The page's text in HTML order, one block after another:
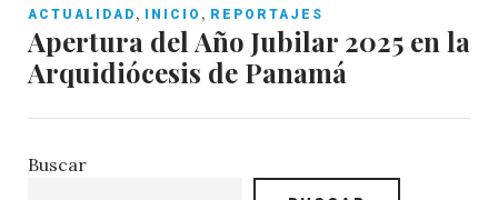
ACTUALIDAD , INICIO , REPORTAJES
Apertura del Año Jubilar 2025 en la
Arquidiócesis de Panamá
Buscar